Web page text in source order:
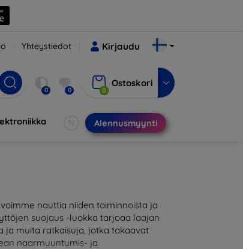
Yhteystiedot Kirjaudu
0 0 0
Ostoskori
Alennusmyynti
nauttia niiden toiminnoista ja
suojaus -luokka tarjoaa laajan
ja muita ratkaisuja, jotka takaavat
naarmuuntumis- ja